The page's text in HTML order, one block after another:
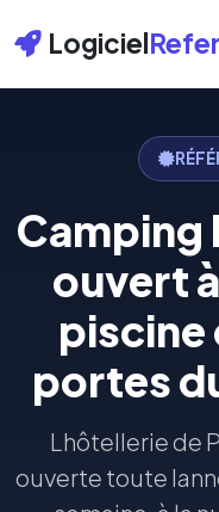
Logiciel
Camping
ouvert
piscine
portes
Lhôtellerie de
ouverte toute